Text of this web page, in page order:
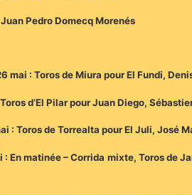
Pedro Domecq Morenés
: Toros de Miura pour El Fundi,
d’El Pilar pour Juan Diego,
: Toros de Torrealta pour El Juli, José
: En matinée – Corrida mixte, Toros de